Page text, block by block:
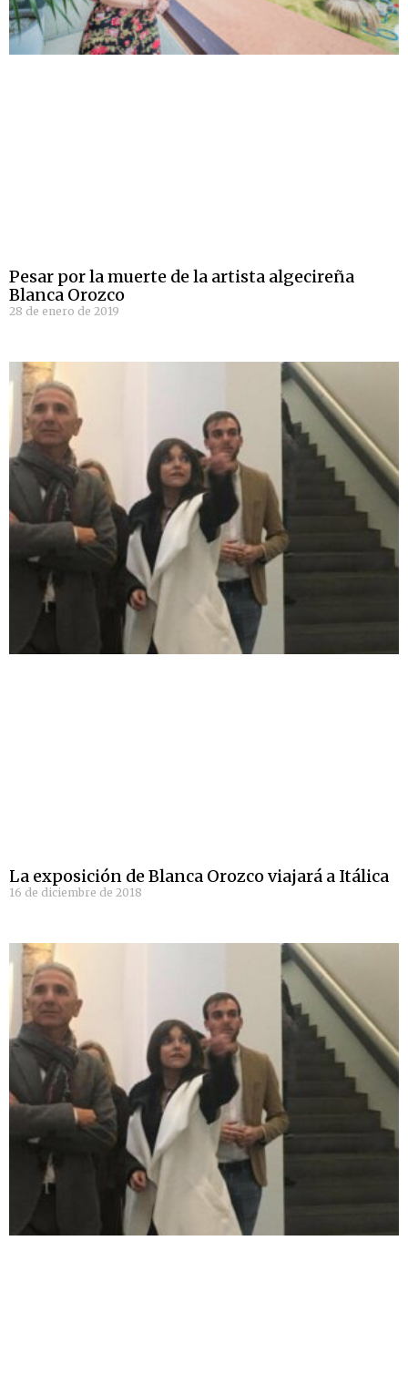
Pesar por la muerte de la artista algecireña
Blanca Orozco
28 de enero de 2019
La exposición de Blanca Orozco viajará a Itálica
16 de diciembre de 2018